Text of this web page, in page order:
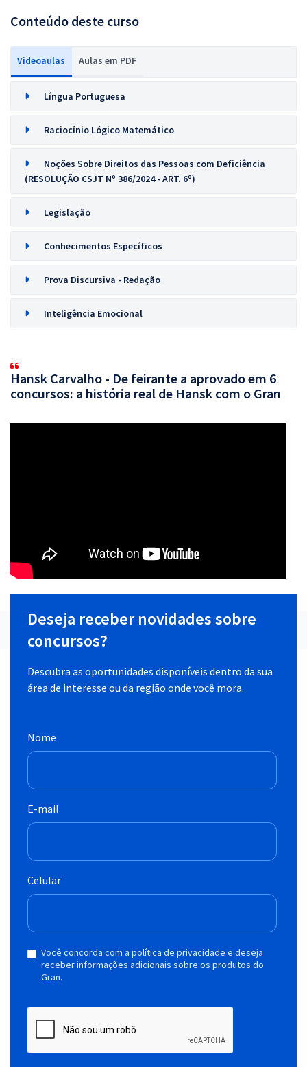
Conteúdo deste curso
Videoaulas Aulas em PDF
Língua Portuguesa
Raciocínio Lógico Matemático
Noções Sobre Direitos das Pessoas com Deficiência
(RESOLUÇÃO CSJT Nº 386/2024 - ART. 6º)
Legislação
Conhecimentos Específicos
Prova Discursiva - Redação
Inteligência Emocional
Hansk Carvalho - De feirante a aprovado em 6
concursos: a história real de Hansk com o Gran
Deseja receber novidades sobre
concursos?
Descubra as oportunidades disponíveis dentro da sua
área de interesse ou da região onde você mora.
Nome
E-mail
Celular
Você concorda com a política de privacidade e deseja
receber informações adicionais sobre os produtos do
Gran.